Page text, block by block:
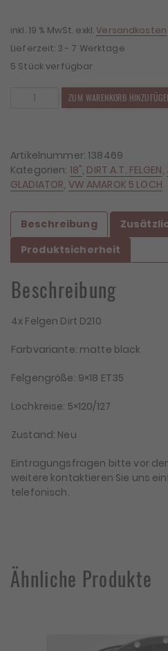
inkl. 19 % MwSt. exkl.Versandkosten
Lieferzeit: 3 - 7 Werktage
5 Stück verfügbar
9x18
ET35
5x120/127
Menge
ZUM WARENKORB
Artikelnummer:138469
Kategorien: 18", DIRT A.T. FELGEN,
GLADIATOR, VW AMAROK 5 LOCH
Beschreibung
Produktsicherheit
Beschreibung
4x Felgen Dirt D210
Farbvariante: matte black
Felgengröße: 9×18 ET35
Lochkreise: 5×120/127
Zustand: Neu
Eintragungsfragen bitte vor
weitere kontaktieren Sie uns
telefonisch.
Ähnliche Produkte